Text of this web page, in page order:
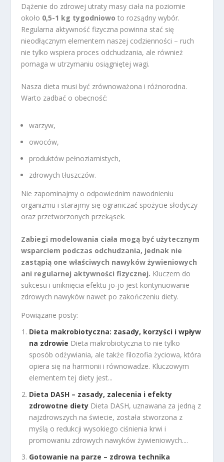
Dążenie do zdrowej utraty masy ciała na poziomie
około 0,5-1 kg tygodniowo to rozsądny wybór.
Regularna aktywność fizyczna powinna stać się
nieodłącznym elementem naszej codzienności – ruch
nie tylko wspiera proces odchudzania, ale również
pomaga w utrzymaniu osiągniętej wagi.
Nasza dieta musi być zrównoważona i różnorodna.
Warto zadbać o obecność:
warzyw,
owoców,
produktów pełnoziarnistych,
zdrowych tłuszczów.
Nie zapominajmy o odpowiednim nawodnieniu
organizmu i starajmy się ograniczać spożycie słodyczy
oraz przetworzonych przekąsek.
Zabiegi modelowania ciała mogą być użytecznym
wsparciem podczas odchudzania, jednak nie
zastąpią one właściwych nawyków żywieniowych
ani regularnej aktywności fizycznej. Kluczem do
sukcesu i uniknięcia efektu jo-jo jest kontynuowanie
zdrowych nawyków nawet po zakończeniu diety.
Powiązane posty:
Dieta makrobiotyczna: zasady, korzyści i wpływ
na zdrowie Dieta makrobiotyczna to nie tylko
sposób odżywiania, ale także filozofia życiowa, która
opiera się na harmonii i równowadze. Kluczowym
elementem tej diety jest...
Dieta DASH – zasady, zalecenia i efekty
zdrowotne diety Dieta DASH, uznawana za jedną z
najzdrowszych na świecie, została stworzona z
myślą o redukcji wysokiego ciśnienia krwi i
promowaniu zdrowych nawyków żywieniowych....
Gotowanie na parze – zdrowa technika